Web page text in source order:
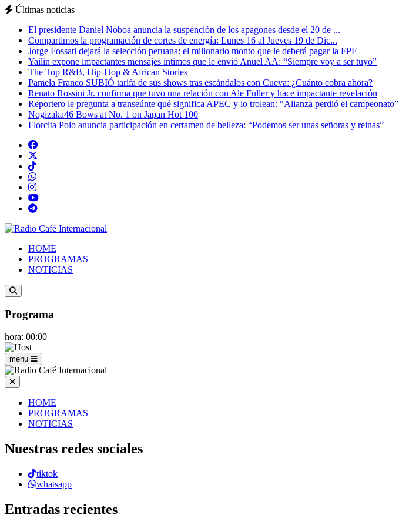
Últimas noticias
El presidente Daniel Noboa anuncia la suspención de los apagones desde el 20 de ...
Compartimos la programación de cortes de energía: Lunes 16 al Jueves 19 de Dic...
Jorge Fossati dejará la selección peruana: el millonario monto que le deberá pagar la FPF
Yailin expone impactantes mensajes íntimos que le envió Anuel AA: “Siempre voy a ser tuyo”
The Top R&B, Hip-Hop & African Stories
Pamela Franco SUBIÓ tarifa de sus shows tras escándalos con Cueva: ¿Cuánto cobra ahora?
Renato Rossini Jr. confirma que tuvo una relación con Ale Fuller y hace impactante revelación
Reportero le pregunta a transeúnte qué significa APEC y lo trolean: “Alianza perdió el campeonato”
Nogizaka46 Bows at No. 1 on Japan Hot 100
Florcita Polo anuncia participación en certamen de belleza: “Podemos ser unas señoras y reinas”
HOME
PROGRAMAS
NOTICIAS
Programa
hora: 00:00
menu
HOME
PROGRAMAS
NOTICIAS
Nuestras redes sociales
tiktok
whatsapp
Entradas recientes